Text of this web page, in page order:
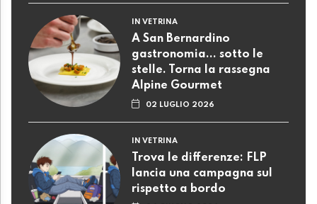
IN VETRINA
A San Bernardino
gastronomia... sotto le
stelle. Torna la rassegna
Alpine Gourmet
02 LUGLIO 2026
IN VETRINA
Trova le differenze: FLP
lancia una campagna sul
rispetto a bordo